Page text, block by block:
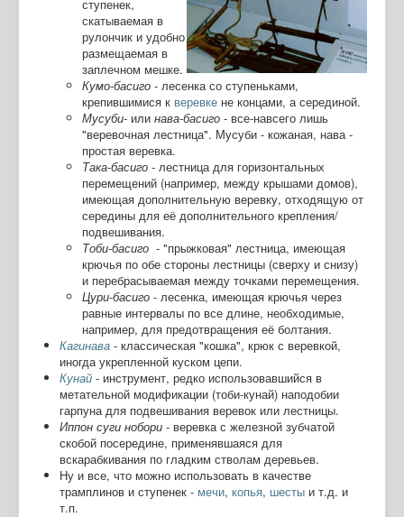
ступенек,
скатываемая в
рулончик и удобно
размещаемая в
заплечном мешке.
Кумо-басиго - лесенка со ступеньками,
крепившимися к веревке не концами, а серединой.
Мусуби- или нава-басиго - все-навсего лишь
"веревочная лестница". Мусуби - кожаная, нава -
простая веревка.
Така-басиго - лестница для горизонтальных
перемещений (например, между крышами домов),
имеющая дополнительную веревку, отходящую от
середины для её дополнительного крепления/
подвешивания.
Тоби-басиго - "прыжковая" лестница, имеющая
крючья по обе стороны лестницы (сверху и снизу)
и перебрасываемая между точками перемещения.
Цури-басиго - лесенка, имеющая крючья через
равные интервалы по все длине, необходимые,
например, для предотвращения её болтания.
Кагинава - классическая "кошка", крюк с веревкой,
иногда укрепленной куском цепи.
Кунай - инструмент, редко использовавшийся в
метательной модификации (тоби-кунай) наподобии
гарпуна для подвешивания веревок или лестницы.
Иппон суги нобори - веревка с железной зубчатой
скобой посередине, применявшаяся для
вскарабкивания по гладким стволам деревьев.
Ну и все, что можно использовать в качестве
трамплинов и ступенек - мечи, копья, шесты и т.д. и
т.п.